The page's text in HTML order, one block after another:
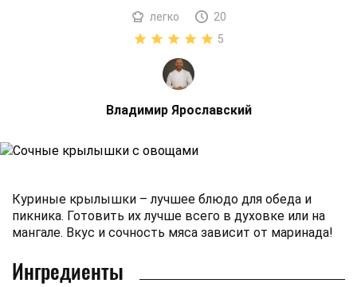
легко
20
5
Владимир Ярославский
Куриные крылышки – лучшее блюдо для обеда и
пикника. Готовить их лучше всего в духовке или на
мангале. Вкус и сочность мяса зависит от маринада!
Ингредиенты